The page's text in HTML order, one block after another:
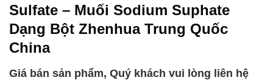
Sulfate – Muối Sodium Suphate
Dạng Bột Zhenhua Trung Quốc
China
Giá bán sản phẩm, Quý khách vui lòng liên hệ